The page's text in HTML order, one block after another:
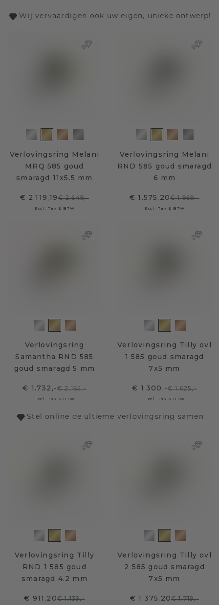
Wij vervaardigen ook uw eigen, unieke ontwerp!
Verlovingsring Melani
MRQ 585 goud
smaragd 11x5.5 mm
€ 2.119,19€ 2.649,-
Excl. Tax & BTW
Verlovingsring Melani
RND 585 goud smaragd
6 mm
€ 1.575,20€ 1.969,-
Excl. Tax & BTW
Verlovingsring
Samantha RND 585
goud smaragd 5 mm
€ 1.732,-€ 2.165,-
Excl. Tax & BTW
Verlovingsring Tilly ovl
1 585 goud smaragd
7x5 mm
€ 1.300,-€ 1.625,-
Excl. Tax & BTW
Stel online de ultieme verlovingsring samen
Verlovingsring Tilly
RND 1 585 goud
smaragd 4.2 mm
€ 911,20€ 1.139,-
Verlovingsring Tilly ovl
2 585 goud smaragd
7x5 mm
€ 1.375,20€ 1.719,-